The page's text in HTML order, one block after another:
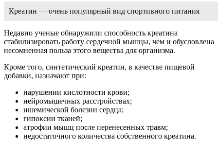
Креатин — очень популярный вид спортивного питания
Недавно ученые обнаружили способность креатина
стабилизировать работу сердечной мышцы, чем и обусловлена
несомненная польза этого вещества для организма.
Кроме того, синтетический креатин, в качестве пищевой
добавки, назначают при:
нарушении кислотности крови;
нейромышечных расстройствах;
ишемической болезни сердца;
гипоксии тканей;
атрофии мышц после перенесенных травм;
недостаточного количества собственного креатина.